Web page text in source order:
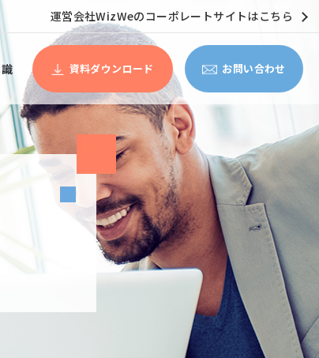
運営会社WizWeのコーポレートサイトはこちら
お問い合わせ
資料ダウンロード